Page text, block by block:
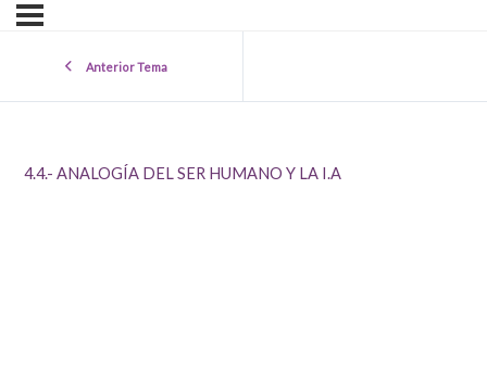
Anterior Tema
4.4.- ANALOGÍA DEL SER HUMANO Y LA I.A